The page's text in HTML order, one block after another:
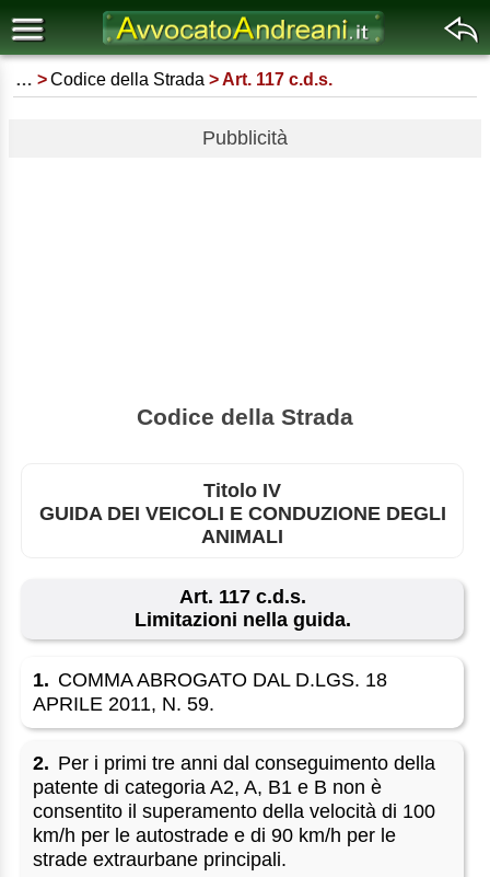
… Codice della Strada Art. 117 c.d.s.
Pubblicità
Codice della Strada
Titolo IV
GUIDA DEI VEICOLI E CONDUZIONE DEGLI
ANIMALI
Art. 117 c.d.s.
Limitazioni nella guida.
1. COMMA ABROGATO DAL D.LGS. 18
APRILE 2011, N. 59.
2. Per i primi tre anni dal conseguimento della
patente di categoria A2, A, B1 e B non è
consentito il superamento della velocità di 100
km/h per le autostrade e di 90 km/h per le
strade extraurbane principali.